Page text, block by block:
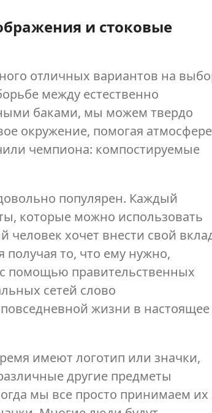
и стоковые
отличных вариантов на
между естественно
баками, мы можем твердо
окружение, помогая атмосфере
чемпиона: компостируемые
популярен. Каждый
которые можно использовать
человек хочет внести свой
то, что ему нужно,
помощью правительственных
сетей слово
жизни в настоящее
имеют логотип или значки,
другие предметы
мы все просто принимаем их